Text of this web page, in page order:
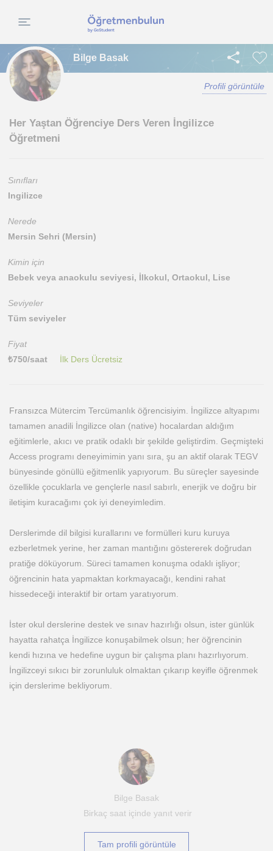
Bilge Basak
Profili görüntüle
Her Yaştan Öğrenciye Ders Veren İngilizce
Öğretmeni
Sınıfları
Ingilizce
Nerede
Mersin Sehri (Mersin)
Kimin için
Bebek veya anaokulu seviyesi, İlkokul, Ortaokul, Lise
Seviyeler
Tüm seviyeler
Fiyat
₺750/saat İlk Ders Ücretsiz
Fransızca Mütercim Tercümanlık öğrencisiyim. İngilizce altyapımı
tamamen anadili İngilizce olan (native) hocalardan aldığım
eğitimlerle, akıcı ve pratik odaklı bir şekilde geliştirdim. Geçmişteki
Access programı deneyimimin yanı sıra, şu an aktif olarak TEGV
bünyesinde gönüllü eğitmenlik yapıyorum. Bu süreçler sayesinde
özellikle çocuklarla ve gençlerle nasıl sabırlı, enerjik ve doğru bir
iletişim kuracağımı çok iyi deneyimledim.
Derslerimde dil bilgisi kurallarını ve formülleri kuru kuruya
ezberletmek yerine, her zaman mantığını göstererek doğrudan
pratiğe döküyorum. Süreci tamamen konuşma odaklı işliyor;
öğrencinin hata yapmaktan korkmayacağı, kendini rahat
hissedeceği interaktif bir ortam yaratıyorum.
İster okul derslerine destek ve sınav hazırlığı olsun, ister günlük
hayatta rahatça İngilizce konuşabilmek olsun; her öğrencinin
kendi hızına ve hedefine uygun bir çalışma planı hazırlıyorum.
İngilizceyi sıkıcı bir zorunluluk olmaktan çıkarıp keyifle öğrenmek
için derslerime bekliyorum.
Bilge Basak
Birkaç saat içinde yanıt verir
Tam profili görüntüle